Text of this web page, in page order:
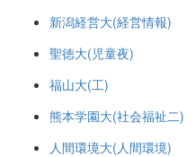
新潟経営大(経営情報)
聖徳大(児童夜)
福山大(工)
熊本学園大(社会福祉二)
人間環境大(人間環境)